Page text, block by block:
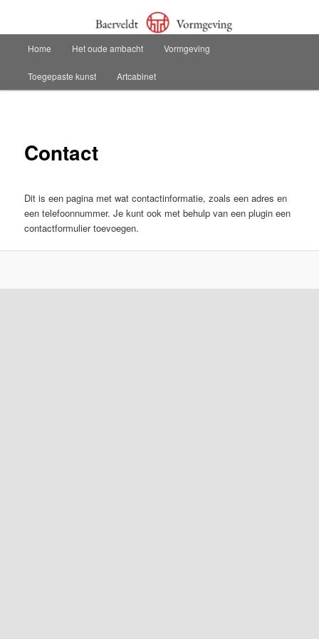
de
primaire Baerveldt Vormgeving
Home Het oude ambacht Vormgeving
Toegepaste kunst Artcabinet
Contact
Dit is een pagina met wat contactinformatie, zoals een adres en
een telefoonnummer. Je kunt ook met behulp van een plugin een
contactformulier toevoegen.